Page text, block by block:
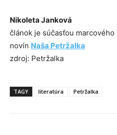
Nikoleta Janková
článok je súčasťou
novín Naša Petržalka
zdroj: Petržalka
TAGY literatúra Petržalka